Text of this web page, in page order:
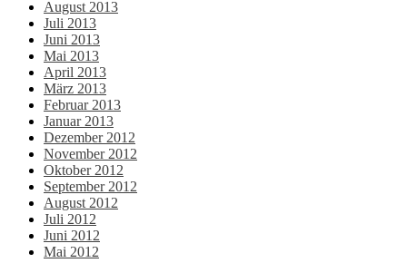
August 2013
Juli 2013
Juni 2013
Mai 2013
April 2013
März 2013
Februar 2013
Januar 2013
Dezember 2012
November 2012
Oktober 2012
September 2012
August 2012
Juli 2012
Juni 2012
Mai 2012